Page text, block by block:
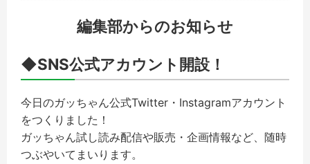
編集部からのお知らせ
◆SNS公式アカウント開設！
今日のガッちゃん公式Twitter・Instagramアカウント
をつくりました！
ガッちゃん試し読み配信や販売・企画情報など、随時
つぶやいてまいります。